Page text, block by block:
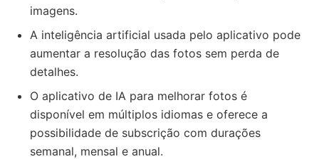
imagens.
A inteligência artificial usada pelo aplicativo pode
aumentar a resolução das fotos sem perda de
detalhes.
O aplicativo de IA para melhorar fotos é
disponível em múltiplos idiomas e oferece a
possibilidade de subscrição com durações
semanal, mensal e anual.